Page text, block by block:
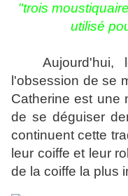
"trois
utilisé
Aujourd'hui,
l'obsession de se
Catherine est une
de se déguiser
continuent cette
leur coiffe et leur
de la coiffe la plus